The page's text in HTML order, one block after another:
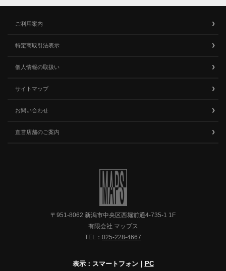
ご利用案内
特定商取引法表示
個人情報の取扱い
サイトマップ
お問い合わせ
直営店舗のご案内
〒951-8062 新潟市中央区西堀前通4-735-1 1F
有限会社 マップス
TEL： 025-228-4667
表示：スマートフォン｜ PC